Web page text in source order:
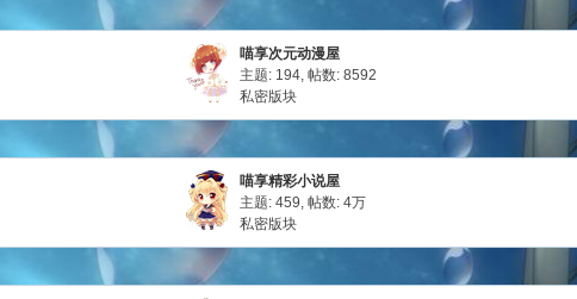
喵享次元动漫屋
主题: 194,帖数: 8592
私密版块
喵享精彩小说屋
主题: 459,帖数:4万
私密版块